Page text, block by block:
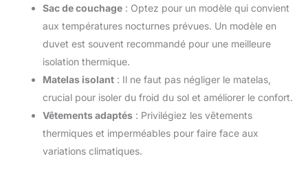
Sac de couchage : Optez pour un modèle qui convient
aux températures nocturnes prévues. Un modèle en
duvet est souvent recommandé pour une meilleure
isolation thermique.
Matelas isolant : Il ne faut pas négliger le matelas,
crucial pour isoler du froid du sol et améliorer le confort.
Vêtements adaptés : Privilégiez les vêtements
thermiques et imperméables pour faire face aux
variations climatiques.